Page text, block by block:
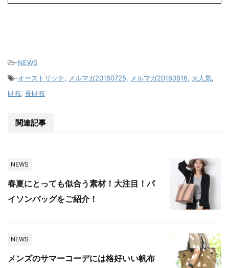
-NEWS
-オーストリッチ, メルマガ20180725, メルマガ20180816, 大人気,
財布, 長財布
関連記事
NEWS
春夏にとっても似合う素材！大注目！パ
イソンバッグをご紹介！
NEWS
メンズのサマーコーデには格好いい帆布